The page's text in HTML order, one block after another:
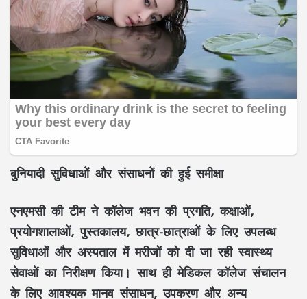
बुनियादी सुविधाओं और संसाधनों की हुई समीक्षा
एनएमसी की टीम ने कॉलेज भवन की प्रगति, कक्षाओं,
प्रयोगशालाओं, पुस्तकालय, छात्र-छात्राओं के लिए उपलब्ध
सुविधाओं और अस्पताल में मरीजों को दी जा रही स्वास्थ्य
सेवाओं का निरीक्षण किया। साथ ही मेडिकल कॉलेज संचालन
के लिए आवश्यक मानव संसाधन, उपकरण और अन्य